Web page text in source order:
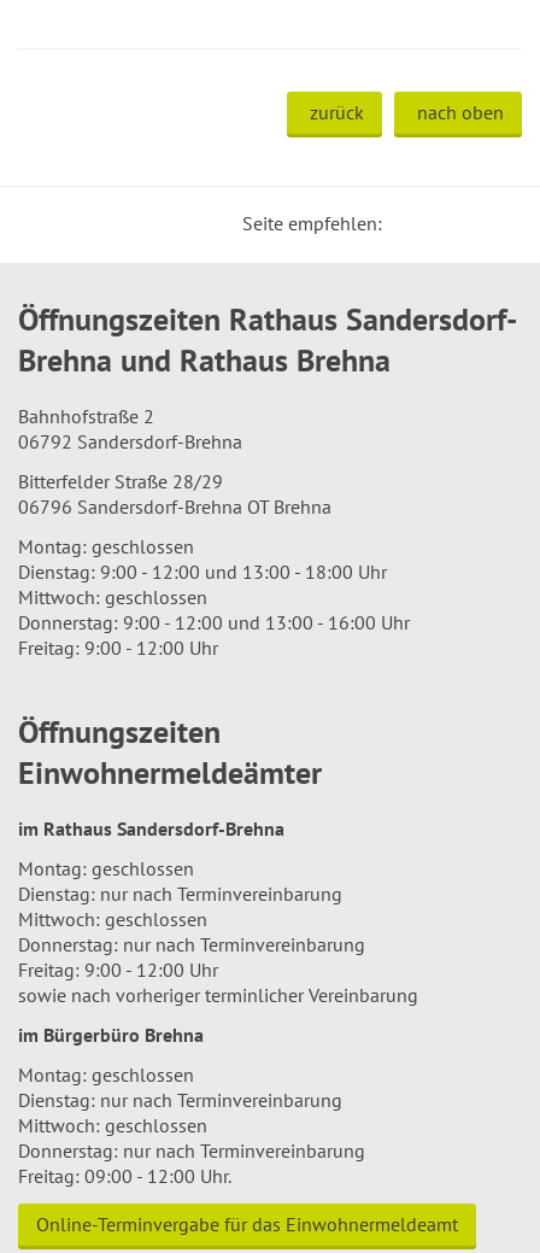
zurück nach oben
Seite empfehlen:
Öffnungszeiten Rathaus Sandersdorf-
Brehna und Rathaus Brehna
Bahnhofstraße 2
06792 Sandersdorf-Brehna
Bitterfelder Straße 28/29
06796 Sandersdorf-Brehna OT Brehna
Montag: geschlossen
Dienstag: 9:00 - 12:00 und 13:00 - 18:00 Uhr
Mittwoch: geschlossen
Donnerstag: 9:00 - 12:00 und 13:00 - 16:00 Uhr
Freitag: 9:00 - 12:00 Uhr
Öffnungszeiten
Einwohnermeldeämter
im Rathaus Sandersdorf-Brehna
Montag: geschlossen
Dienstag: nur nach Terminvereinbarung
Mittwoch: geschlossen
Donnerstag: nur nach Terminvereinbarung
Freitag: 9:00 - 12:00 Uhr
sowie nach vorheriger terminlicher Vereinbarung
im Bürgerbüro Brehna
Montag: geschlossen
Dienstag: nur nach Terminvereinbarung
Mittwoch: geschlossen
Donnerstag: nur nach Terminvereinbarung
Freitag: 09:00 - 12:00 Uhr.
Online-Terminvergabe für das Einwohnermeldeamt